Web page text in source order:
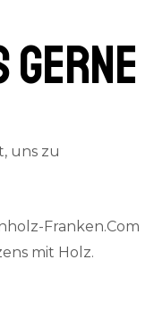
gerne
uns zu
Franken.Com
mit Holz.